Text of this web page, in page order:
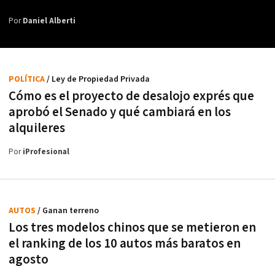
PorDaniel Alberti
Cómo es el proyecto de desalojo exprés que
aprobó el Senado y qué cambiará en los
alquileres
POLÍTICA/ Ley de Propiedad Privada
PoriProfesional
Los tres modelos chinos que se metieron en
el ranking de los 10 autos más baratos en
agosto
AUTOS / Ganan terreno